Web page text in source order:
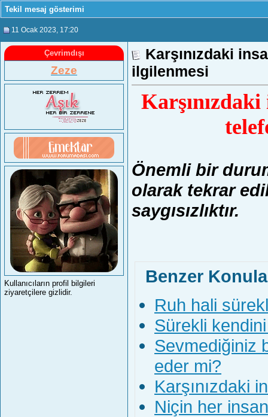
Tekil mesaj gösterimi
11 Ocak 2023 , 17:20
Çevrimdışı
Zeze
Kullanıcıların profil bilgileri
ziyaretçilere gizlidir.
Karşınızdaki
ilgilenmesi
Önemli bir
olarak tekrar
saygısızlıktır.
Benzer
Ruh hali
Sürekli
Sevmediğiniz
eder mi?
Karşınızdaki
Niçin her